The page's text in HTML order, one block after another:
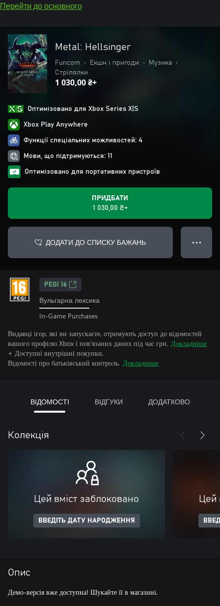
Перейти до основного
Metal: Hellsinger
Funcom • Екшн і пригоди • Музика
•
Стрілялки
1 030,00 ₴+
Оптимізовано для Xbox Series X|S
Xbox Play Anywhere
Функції спеціальних можливостей: 4
Мови, що підтримуються: 11
Оптимізовано для портативних пристроїв
ПРИДБАТИ
1 030,00 ₴+
ДОДАТИ ДО СПИСКУ БАЖАНЬ ● ● ●
PEGI 16
Вульгарна лексика
In-Game Purchases
Видавці ігор, які ви запускаєте, отримують доступ до відомостей
вашого профілю Xbox і пов’язаних даних під час гри. Докладніше
+ Доступні внутрішні покупки.
Відомості про батьківський контроль. Докладніше
ВІДОМОСТІ ВІДГУКИ ДОДАТКОВО
Колекція
Цей вміст заблоковано
ВВЕДІТЬ ДАТУ НАРОДЖЕННЯ
Цей
Опис
Демо-версія вже доступна! Шукайте її в магазині.